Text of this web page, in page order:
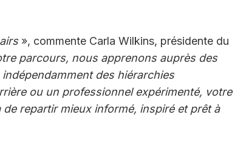
», commente Carla Wilkins, présidente du
parcours, nous apprenons auprès des
des hiérarchies
ou un professionnel expérimenté, votre
repartir mieux informé, inspiré et prêt à